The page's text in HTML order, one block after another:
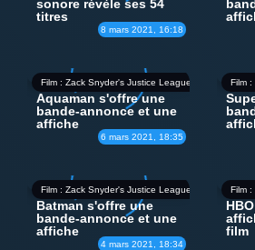
8 mars 2021, 16:18
sonore révèle ses 54
titres
Film : Zack Snyder's Justice League
6 mars 2021, 18:35
Aquaman s'offre une
bande-annonce et une
affiche
Film :
Film : Zack Snyder's Justice League
4 mars 2021, 18:34
Batman s'offre une
bande-annonce et une
affiche
Film :
film